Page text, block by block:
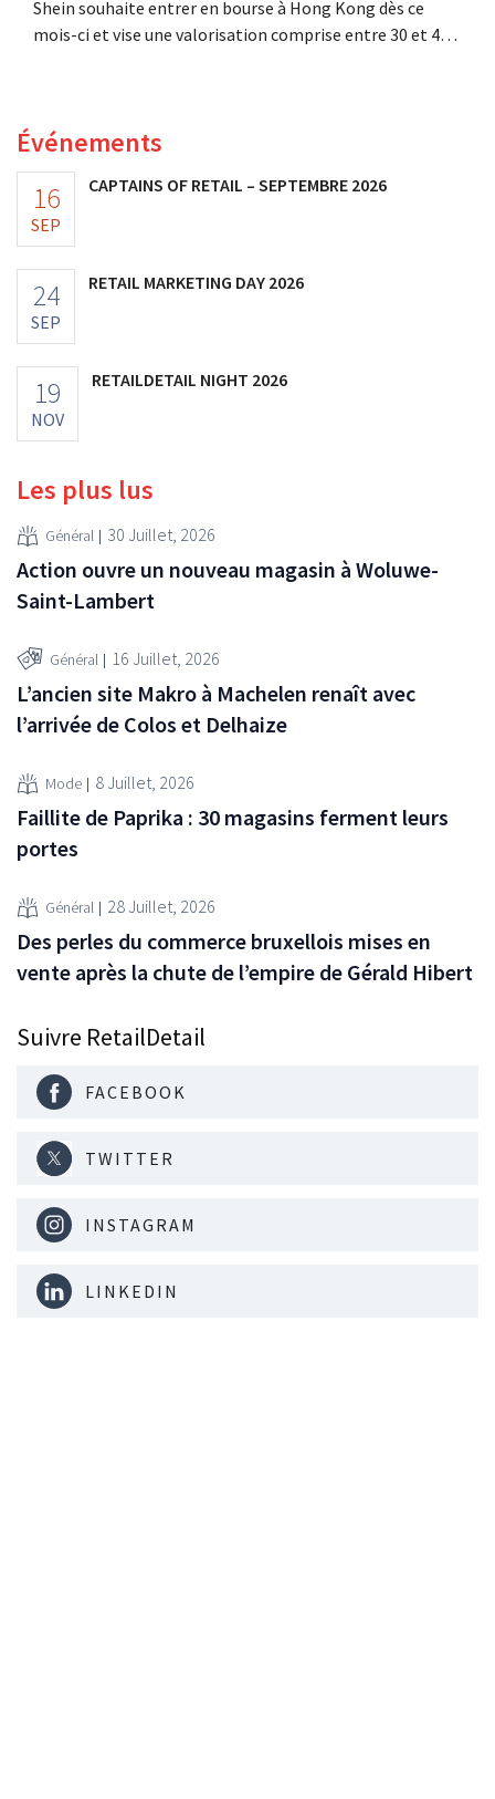
Shein souhaite entrer en bourse à Hong Kong dès ce
mois-ci et vise une valorisation comprise entre 30 et 40
sa rentabilité.
Événements
16
SEP
CAPTAINS OF RETAIL – SEPTEMBRE 2026
24
SEP
RETAIL MARKETING DAY 2026
19
NOV
RETAILDETAIL NIGHT 2026
Les plus lus
Général 30 Juillet, 2026
Action ouvre un nouveau magasin à Woluwe-
Saint-Lambert
Général 16 Juillet, 2026
L’ancien site Makro à Machelen renaît avec
l’arrivée de Colos et Delhaize
Mode 8 Juillet, 2026
Faillite de Paprika : 30 magasins ferment leurs
portes
Général 28 Juillet, 2026
Des perles du commerce bruxellois mises en
vente après la chute de l’empire de Gérald Hibert
Suivre RetailDetail
FACEBOOK
TWITTER
INSTAGRAM
LINKEDIN